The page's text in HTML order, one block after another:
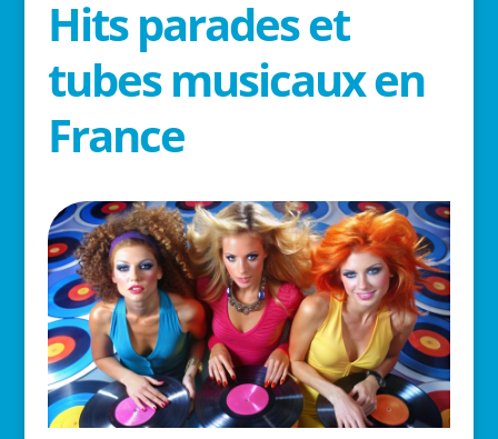
Hits parades et
tubes musicaux en
France